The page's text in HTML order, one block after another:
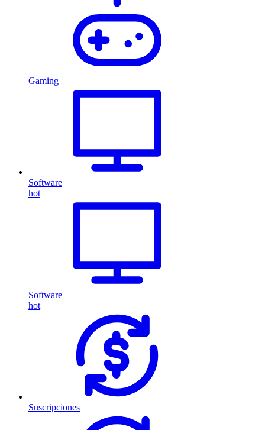
Gaming
Software
hot
Software
hot
Suscripciones